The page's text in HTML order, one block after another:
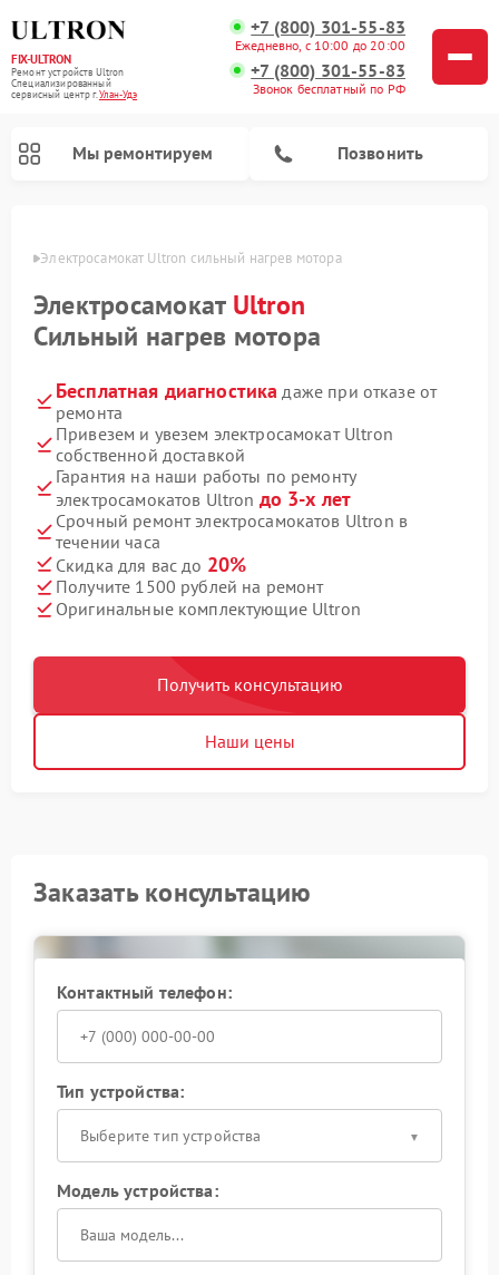
FIX-ULTRON
Ремонт устройств Ultron
Специализированный
cервисный центр г.Улан-Удэ
+7 (800) 301-55-83
Ежедневно, с 10:00 до 20:00
+7 (800) 301-55-83
Звонок бесплатный по РФ
Мы ремонтируем Позвонить
Удэ Электросамокат Ultron сильный нагрев мотора
Электросамокат Ultron
Сильный нагрев мотора
Бесплатная диагностика даже при отказе от
ремонта
Привезем и увезем электросамокат Ultron
собственной доставкой
Гарантия на наши работы по ремонту
электросамокатов Ultron до 3-х лет
Срочный ремонт электросамокатов Ultron в
течении часа
Скидка для вас до 20%
Получите 1500 рублей на ремонт
Оригинальные комплектующие Ultron
Получить консультацию
Наши цены
Заказать консультацию
Контактный телефон:
Тип устройства:
Выберите тип устройства
Модель устройства: